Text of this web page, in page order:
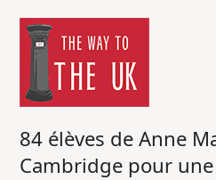
84 élèves de Anne
Cambridge pour